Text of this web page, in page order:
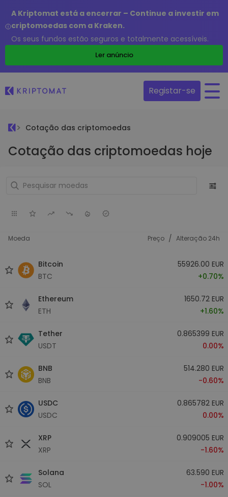
A Kriptomat está a encerrar – Continue a investir em
criptomoedas com a Kraken.
Os seus fundos estão seguros e totalmente acessíveis.
Ler anúncio
Registar-se
Cotação das criptomoedas
Cotação das criptomoedas hoje
Moeda Preço / Alteração 24h
Bitcoin
BTC
55926.00 EUR
+0.70%
Ethereum
ETH
1650.72 EUR
+1.60%
Tether
USDT
0.865399 EUR
0.00%
BNB
BNB
514.280 EUR
-0.60%
USDC
USDC
0.865782 EUR
0.00%
XRP
XRP
0.909005 EUR
-1.60%
Solana
SOL
63.590 EUR
-1.00%